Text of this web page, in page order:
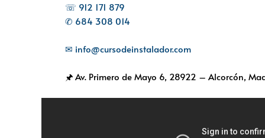
☏ 912 171 879
✆ 684 308 014
✉ info@cursodeinstalador.com
🖈 Av. Primero de Mayo 6, 28922 – Alcorcón,